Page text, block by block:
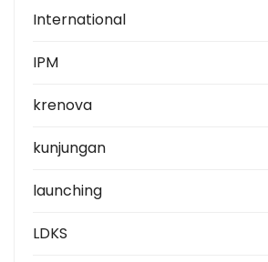
International
IPM
krenova
kunjungan
launching
LDKS